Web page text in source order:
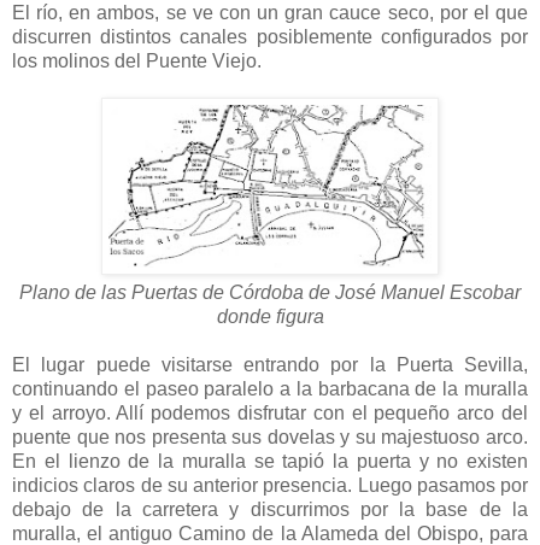
El río, en ambos, se ve con un gran cauce seco, por el que
discurren distintos canales posiblemente configurados por
los molinos del Puente Viejo.
Plano de las Puertas de Córdoba de José Manuel Escobar
donde figura
El lugar puede visitarse entrando por la Puerta Sevilla,
continuando el paseo paralelo a la barbacana de la muralla
y el arroyo. Allí podemos disfrutar con el pequeño arco del
puente que nos presenta sus dovelas y su majestuoso arco.
En el lienzo de la muralla se tapió la puerta y no existen
indicios claros de su anterior presencia. Luego pasamos por
debajo de la carretera y discurrimos por la base de la
muralla, el antiguo Camino de la Alameda del Obispo, para